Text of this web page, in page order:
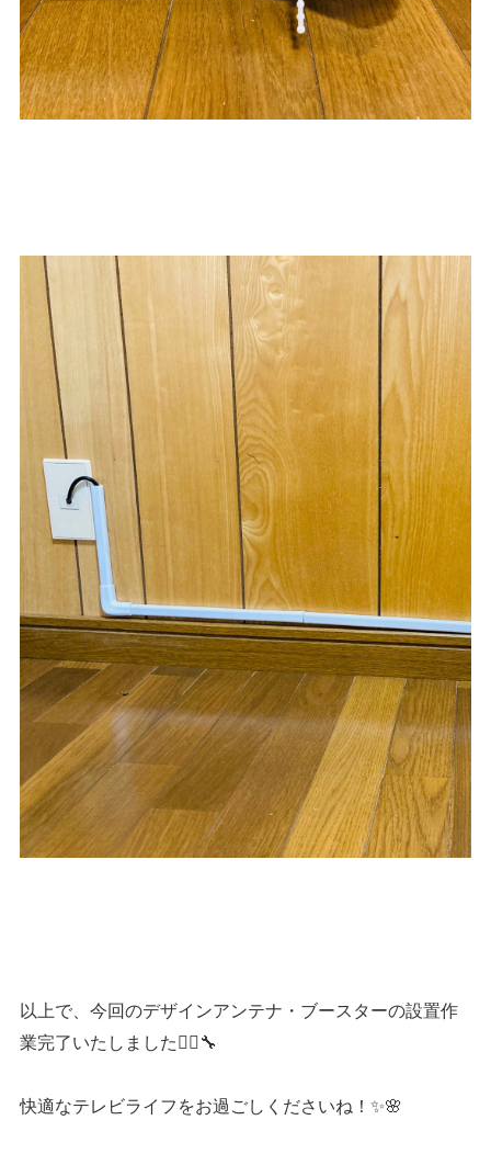
以上で、今回のデザインアンテナ・ブースターの設置作
業完了いたしました👷‍♂️🔧
快適なテレビライフをお過ごしくださいね！✨🌸